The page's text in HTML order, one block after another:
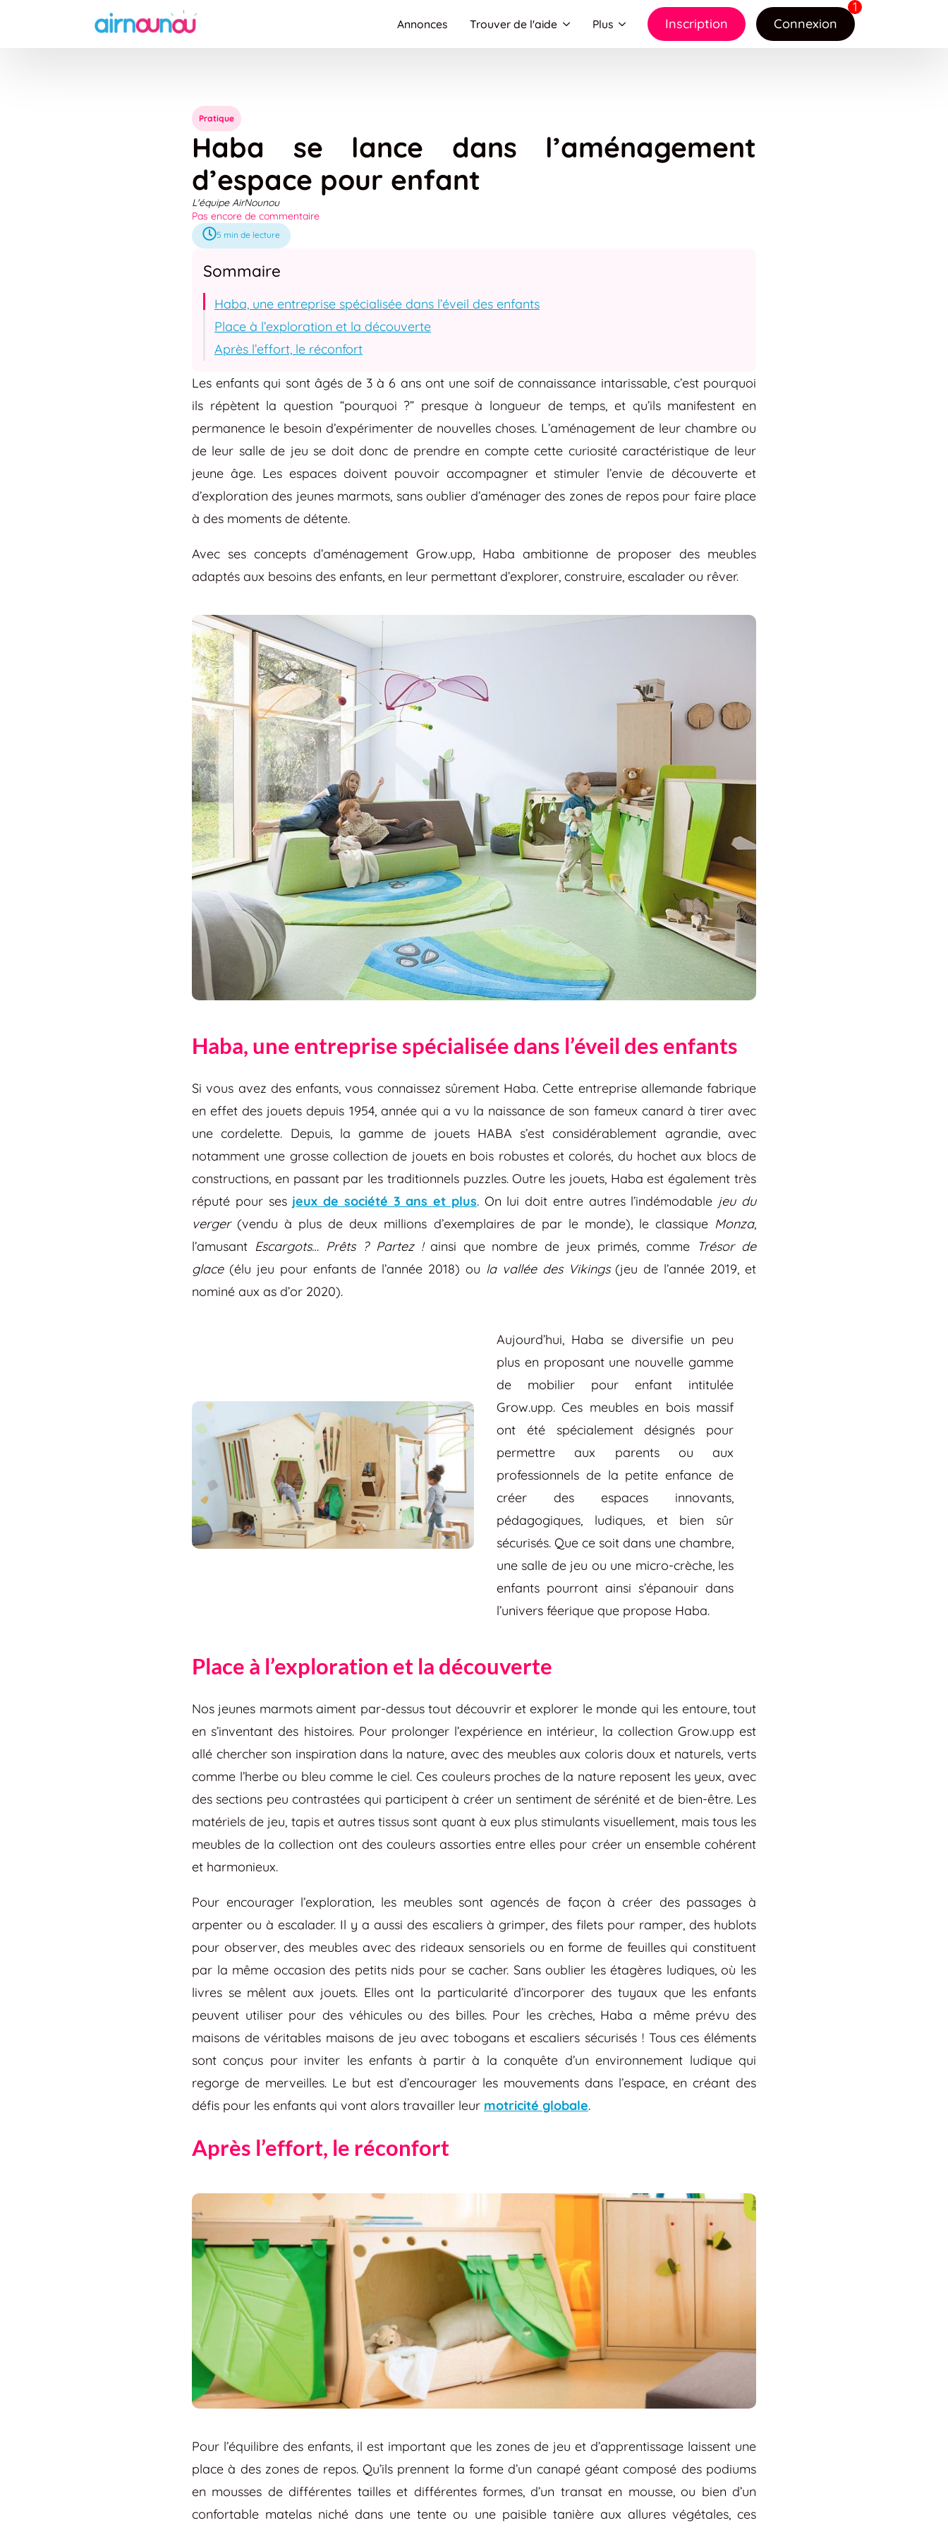
Annonces Trouver de l'aide Plus Inscription Connexion
Pratique
Haba se lance dans l’aménagement
d’espace pour enfant
L'équipe AirNounou
Pas encore de commentaire
5 min de lecture
Sommaire
Haba, une entreprise spécialisée dans l’éveil des enfants
Place à l’exploration et la découverte
Après l’effort, le réconfort
Les enfants qui sont âgés de 3 à 6 ans ont une soif de connaissance intarissable, c’est pourquoi
ils répètent la question “pourquoi ?” presque à longueur de temps, et qu’ils manifestent en
permanence le besoin d’expérimenter de nouvelles choses. L’aménagement de leur chambre ou
de leur salle de jeu se doit donc de prendre en compte cette curiosité caractéristique de leur
jeune âge. Les espaces doivent pouvoir accompagner et stimuler l’envie de découverte et
d’exploration des jeunes marmots, sans oublier d’aménager des zones de repos pour faire place
à des moments de détente.
Avec ses concepts d’aménagement Grow.upp, Haba ambitionne de proposer des meubles
adaptés aux besoins des enfants, en leur permettant d’explorer, construire, escalader ou rêver.
Haba, une entreprise spécialisée dans l’éveil des enfants
Si vous avez des enfants, vous connaissez sûrement Haba. Cette entreprise allemande fabrique
en effet des jouets depuis 1954, année qui a vu la naissance de son fameux canard à tirer avec
une cordelette. Depuis, la gamme de jouets HABA s’est considérablement agrandie, avec
notamment une grosse collection de jouets en bois robustes et colorés, du hochet aux blocs de
constructions, en passant par les traditionnels puzzles. Outre les jouets, Haba est également très
réputé pour ses jeux de société 3 ans et plus​. On lui doit entre autres l’indémodable jeu du
verger(vendu à plus de deux millions d’exemplaires de par le monde), le classique Monza,
l’amusant Escargots… Prêts ? Partez !ainsi que nombre de jeux primés, comme Trésor de
glace(élu jeu pour enfants de l’année 2018) ou la vallée des Vikings(jeu de l’année 2019, et
nominé aux as d’or 2020).
Aujourd’hui, Haba se diversifie un peu
plus en proposant une nouvelle gamme
de mobilier pour enfant intitulée
Grow.upp. Ces meubles en bois massif
ont été spécialement désignés pour
permettre aux parents ou aux
professionnels de la petite enfance de
créer des espaces innovants,
pédagogiques, ludiques, et bien sûr
sécurisés. Que ce soit dans une chambre,
une salle de jeu ou une micro-crèche, les
enfants pourront ainsi s’épanouir dans
l’univers féerique que propose Haba.
Place à l’exploration et la découverte
Nos jeunes marmots aiment par-dessus tout découvrir et explorer le monde qui les entoure, tout
en s’inventant des histoires. Pour prolonger l’expérience en intérieur, la collection Grow.upp est
allé chercher son inspiration dans la nature, avec des meubles aux coloris doux et naturels, verts
comme l’herbe ou bleu comme le ciel. Ces couleurs proches de la nature reposent les yeux, avec
des sections peu contrastées qui participent à créer un sentiment de sérénité et de bien-être. Les
matériels de jeu, tapis et autres tissus sont quant à eux plus stimulants visuellement, mais tous les
meubles de la collection ont des couleurs assorties entre elles pour créer un ensemble cohérent
et harmonieux.
Pour encourager l’exploration, les meubles sont agencés de façon à créer des passages à
arpenter ou à escalader. Il y a aussi des escaliers à grimper, des filets pour ramper, des hublots
pour observer, des meubles avec des rideaux sensoriels ou en forme de feuilles qui constituent
par la même occasion des petits nids pour se cacher. Sans oublier les étagères ludiques, où les
livres se mêlent aux jouets. Elles ont la particularité d’incorporer des tuyaux que les enfants
peuvent utiliser pour des véhicules ou des billes. Pour les crèches, Haba a même prévu des
maisons de véritables maisons de jeu avec tobogans et escaliers sécurisés ! Tous ces éléments
sont conçus pour inviter les enfants à partir à la conquête d’un environnement ludique qui
regorge de merveilles. Le but est d’encourager les mouvements dans l’espace, en créant des
défis pour les enfants qui vont alors travailler leur motricité globale.
Après l’effort, le réconfort
Pour l’équilibre des enfants, il est important que les zones de jeu et d’apprentissage laissent une
place à des zones de repos. Qu’ils prennent la forme d’un canapé géant composé des podiums
en mousses de différentes tailles et différentes formes, d’un transat en mousse, ou bien d’un
confortable matelas niché dans une tente ou une paisible tanière aux allures végétales, ces